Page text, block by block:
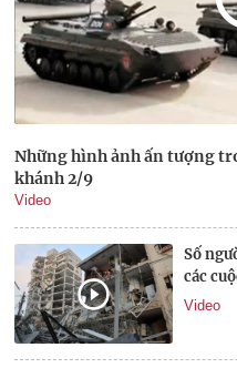
Những hình ảnh ấn tượng
khánh 2/9
Video
Số
các
Video